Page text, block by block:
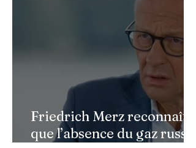
Friedrich Merz reconnaît
que l’absence du gaz russe